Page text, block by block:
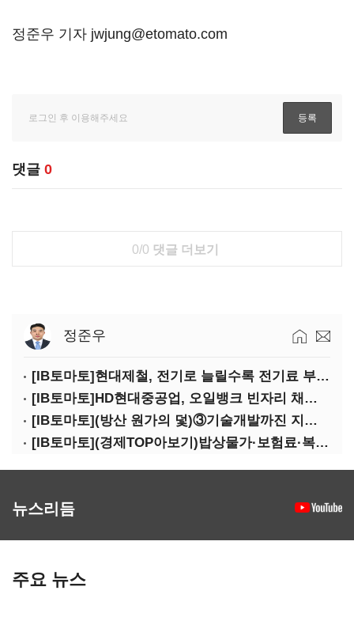
정준우 기자 jwjung@etomato.com
댓글 0
0/0 댓글 더보기
정준우
[IB토마토]현대제철, 전기로 늘릴수록 전기료 부담…저탄소 전환의 역설
[IB토마토]HD현대중공업, 오일뱅크 빈자리 채웠다…그룹 배당 핵심축 부상
[IB토마토](방산 원가의 덫)③기술개발까진 지원…수출은 각자도생
[IB토마토](경제TOP아보기)밥상물가·보험료·복구비…장마가 내미는 청구서
뉴스리듬
주요 뉴스